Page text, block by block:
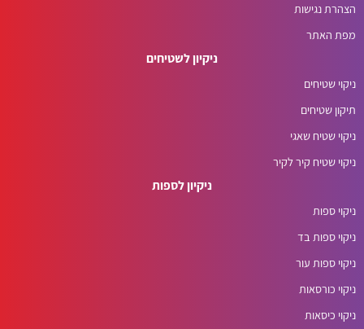
הצהרת נגישות
מפת האתר
ניקיון לשטיחים
ניקוי שטיחים
תיקון שטיחים
ניקוי שטיח שאגי
ניקוי שטיח קיר לקיר
ניקיון לספות
ניקוי ספות
ניקוי ספות בד
ניקוי ספות עור
ניקוי כורסאות
ניקוי כיסאות